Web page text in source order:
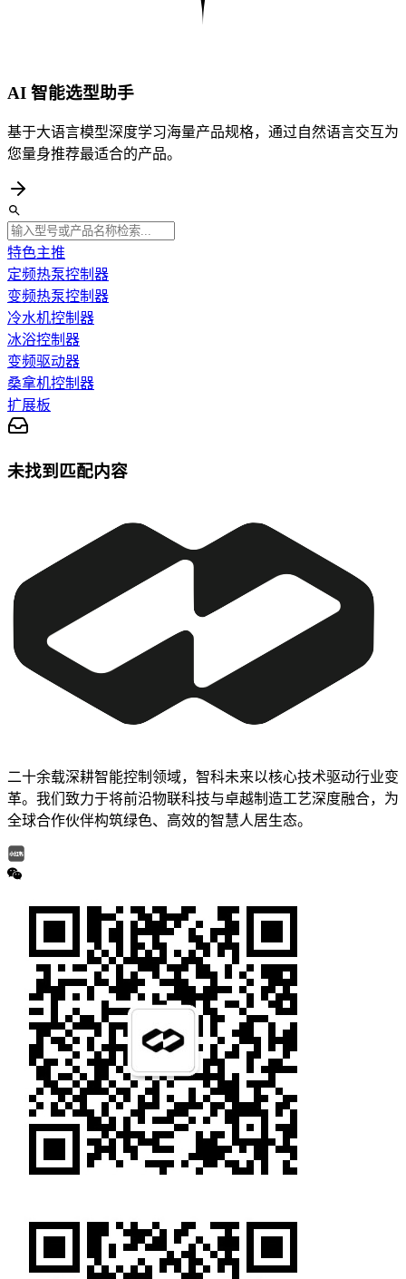
AI 智能选型助手
基于大语言模型深度学习海量产品规格，通过自然语言交互为
您量身推荐最适合的产品。
特色主推
定频热泵控制器
变频热泵控制器
冷水机控制器
冰浴控制器
变频驱动器
桑拿机控制器
扩展板
未找到匹配内容
二十余载深耕智能控制领域，智科未来以核心技术驱动行业变
革。我们致力于将前沿物联科技与卓越制造工艺深度融合，为
全球合作伙伴构筑绿色、高效的智慧人居生态。